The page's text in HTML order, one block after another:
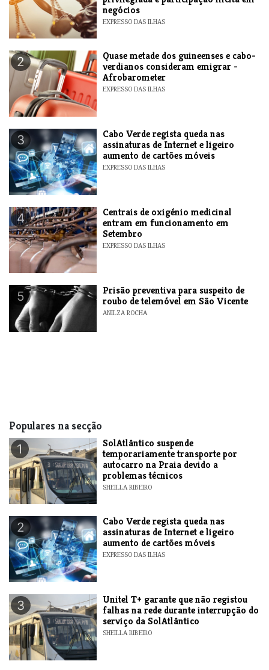
negócios
EXPRESSO DAS ILHAS
2
Quase metade dos guineenses e cabo-
verdianos consideram emigrar -
Afrobarometer
EXPRESSO DAS ILHAS
3
Cabo Verde regista queda nas
assinaturas de Internet e ligeiro
aumento de cartões móveis
EXPRESSO DAS ILHAS
4
Centrais de oxigénio medicinal
entram em funcionamento em
Setembro
EXPRESSO DAS ILHAS
5
Prisão preventiva para suspeito de
roubo de telemóvel em São Vicente
ANILZA ROCHA
Populares na secção
1
SolAtlântico suspende
temporariamente transporte por
autocarro na Praia devido a
problemas técnicos
SHEILLA RIBEIRO
2
Cabo Verde regista queda nas
assinaturas de Internet e ligeiro
aumento de cartões móveis
EXPRESSO DAS ILHAS
3
Unitel T+ garante que não registou
falhas na rede durante interrupção do
serviço da SolAtlântico
SHEILLA RIBEIRO